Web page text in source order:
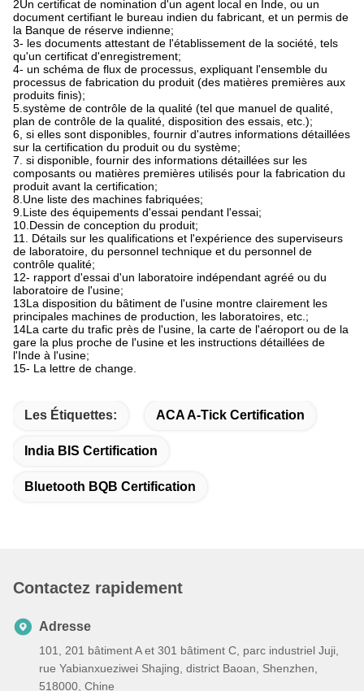
2Un certificat de nomination d'un agent local en Inde, ou un
document certifiant le bureau indien du fabricant, et un permis de
la Banque de réserve indienne;
3- les documents attestant de l'établissement de la société, tels
qu'un certificat d'enregistrement;
4- un schéma de flux de processus, expliquant l'ensemble du
processus de fabrication du produit (des matières premières aux
produits finis);
5.système de contrôle de la qualité (tel que manuel de qualité,
plan de contrôle de la qualité, disposition des essais, etc.);
6, si elles sont disponibles, fournir d'autres informations détaillées
sur la certification du produit ou du système;
7. si disponible, fournir des informations détaillées sur les
composants ou matières premières utilisés pour la fabrication du
produit avant la certification;
8.Une liste des machines fabriquées;
9.Liste des équipements d'essai pendant l'essai;
10.Dessin de conception du produit;
11. Détails sur les qualifications et l'expérience des superviseurs
de laboratoire, du personnel technique et du personnel de
contrôle qualité;
12- rapport d'essai d'un laboratoire indépendant agréé ou du
laboratoire de l'usine;
13La disposition du bâtiment de l'usine montre clairement les
principales machines de production, les laboratoires, etc.;
14La carte du trafic près de l'usine, la carte de l'aéroport ou de la
gare la plus proche de l'usine et les instructions détaillées de
l'Inde à l'usine;
15- La lettre de change.
Les Étiquettes: ACA A-Tick Certification
India BIS Certification
Bluetooth BQB Certification
Contactez rapidement
Adresse
101, 201 bâtiment A et 301 bâtiment C, parc industriel Juji,
rue Yabianxueziwei Shajing, district Baoan, Shenzhen,
518000, Chine